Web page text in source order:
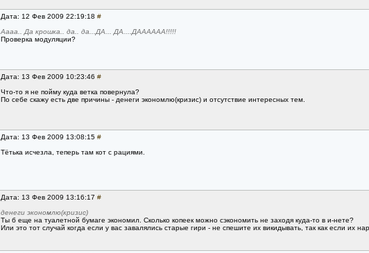
Дата: 12 Фев 2009 22:19:18 #
Аааа.. Да крошка.. да.. да...ДА... ДА....ДАААААА!!!!!
Проверка модуляции?
Дата: 13 Фев 2009 10:23:46 #
Что-то я не пойму куда ветка повернула?
По себе скажу есть две причины - денеги экономлю(кризис) и отсутствие интересных тем.
Дата: 13 Фев 2009 13:08:15 #
Тётька исчезла, теперь там кот с рациями.
Дата: 13 Фев 2009 13:16:17 #
денеги экономлю(кризис)
Ты б еще на туалетной бумаге экономил. Сколько копеек можно сэкономить не заходя куда-то в и-нете?
Или это тот случай когда если у вас завалялись старые гири - не спешите их викидывать, так как если их